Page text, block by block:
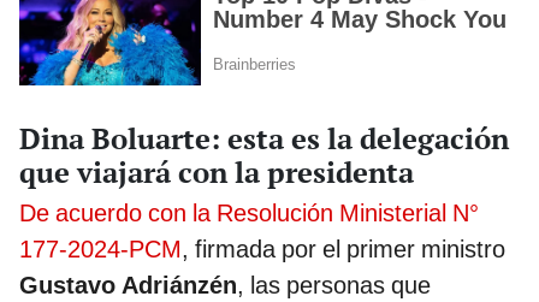
Dina Boluarte: esta es la delegación
que viajará con la presidenta
De acuerdo con la Resolución Ministerial N°
177-2024-PCM, firmada por el primer ministro
Gustavo Adriánzén, las personas que